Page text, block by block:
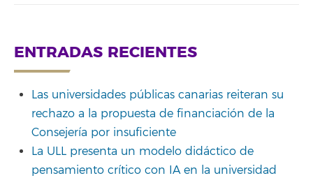
ENTRADAS RECIENTES
Las universidades públicas canarias reiteran su
rechazo a la propuesta de financiación de la
Consejería por insuficiente
La ULL presenta un modelo didáctico de
pensamiento crítico con IA en la universidad